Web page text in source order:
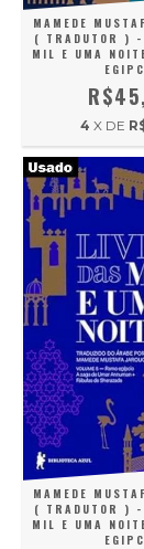
MAMEDE
( TRADUTOR ) -
MIL E UMA
4 X DE
MAMEDE
( TRADUTOR ) -
MIL E UMA